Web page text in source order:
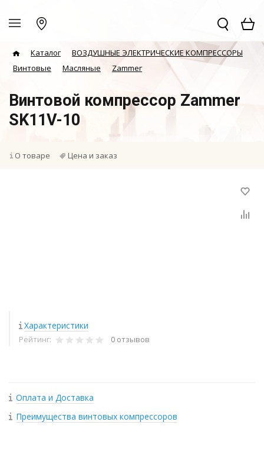
Каталог
ВОЗДУШНЫЕ ЭЛЕКТРИЧЕСКИЕ КОМПРЕССОРЫ
Винтовые
Масляные Zammer
Винтовой компрессор Zammer
SK11V-10
О товаре Цена и заказ
Характеристики
Рейтинг: 0 отзывов
Оплата и Доставка
Преимущества винтовых компрессоров